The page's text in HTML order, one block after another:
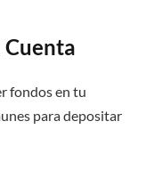
Cuenta
fondos en tu
para depositar